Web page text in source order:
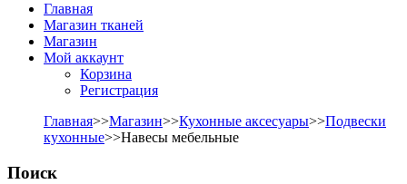
Главная
Магазин тканей
Магазин
Мой аккаунт
Корзина
Регистрация
Главная>>Магазин>>Кухонные аксесуары>>Подвески
кухонные>>Навесы мебельные
Поиск